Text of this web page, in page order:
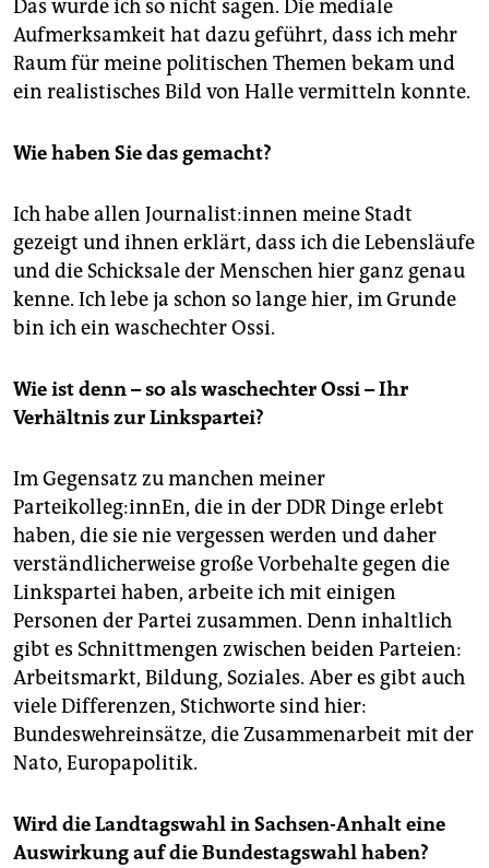
Das würde ich so nicht sagen. Die mediale
Aufmerksamkeit hat dazu geführt, dass ich mehr
Raum für meine politischen Themen bekam und
ein realistisches Bild von Halle vermitteln konnte.
Wie haben Sie das gemacht?
Ich habe allen Jour­na­lis­t:in­nen meine Stadt
gezeigt und ihnen erklärt, dass ich die Lebensläufe
und die Schicksale der Menschen hier ganz genau
kenne. Ich lebe ja schon so lange hier, im Grunde
bin ich ein waschechter Ossi.
Wie ist denn – so als waschechter Ossi – Ihr
Verhältnis zur Linkspartei?
Im Gegensatz zu manchen meiner
Parteikolleg:innEn, die in der DDR Dinge erlebt
haben, die sie nie vergessen werden und daher
verständlicherweise große Vorbehalte gegen die
Linkspartei haben, arbeite ich mit einigen
Personen der Partei zusammen. Denn inhaltlich
gibt es Schnittmengen zwischen beiden Parteien:
Arbeitsmarkt, Bildung, Soziales. Aber es gibt auch
viele Differenzen, Stichworte sind hier:
Bundeswehreinsätze, die Zusammenarbeit mit der
Nato, Europapolitik.
Wird die Landtagswahl in Sachsen-Anhalt eine
Auswirkung auf die Bundestagswahl haben?